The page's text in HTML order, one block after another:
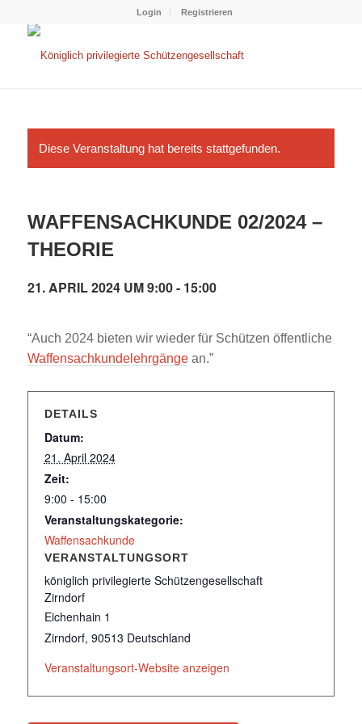
Login Registrieren
Diese Veranstaltung hat bereits stattgefunden.
WAFFENSACHKUNDE 02/2024 –
THEORIE
21. APRIL 2024 UM 9:00- 15:00
“Auch 2024 bieten wir wieder für Schützen öffentliche
Waffensachkundelehrgängean.”
DETAILS
Datum:
21. April 2024
Zeit:
9:00 - 15:00
Veranstaltungskategorie:
Waffensachkunde
VERANSTALTUNGSORT
königlich privilegierte Schützengesellschaft
Zirndorf
Eichenhain 1
Zirndorf, 90513 Deutschland
Veranstaltungsort-Website anzeigen